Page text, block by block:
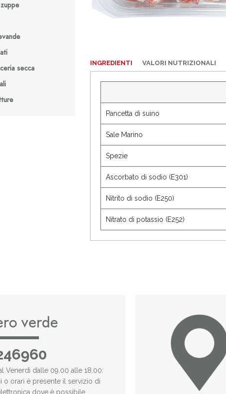
secca
INGREDIENTI VALORI NUTRIZIONALI
Pancetta di suino
Sale Marino
Spezie
Ascorbato di sodio (E301)
Nitrito di sodio (E250)
Nitrato di potassio (E252)
verde
Venerdì dalle 09.00 alle 18.00:
o orari è presente il servizio di
dove è possibile